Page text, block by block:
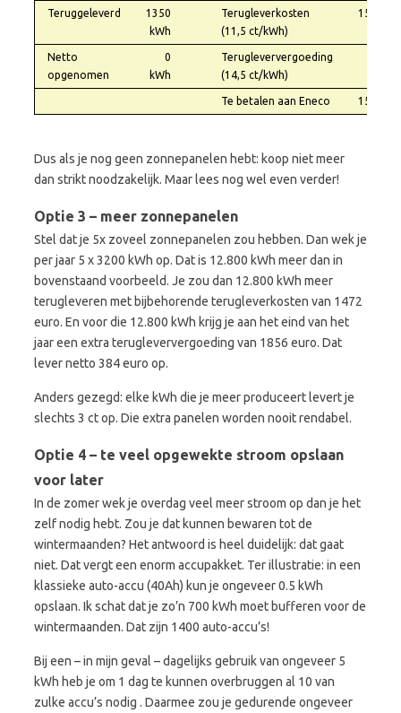
Teruggeleverd
1350
kWh
Terugleverkosten
(11,5 ct/kWh)
155,25
Netto
opgenomen
0
kWh
Terugleververgoeding
(14,5 ct/kWh)
Te betalen aan Eneco 155,25
Dus als je nog geen zonnepanelen hebt: koop niet meer
dan strikt noodzakelijk. Maar lees nog wel even verder!
Optie 3 – meer zonnepanelen
Stel dat je 5x zoveel zonnepanelen zou hebben. Dan wek je
per jaar 5 x 3200 kWh op. Dat is 12.800 kWh meer dan in
bovenstaand voorbeeld. Je zou dan 12.800 kWh meer
terugleveren met bijbehorende terugleverkosten van 1472
euro. En voor die 12.800 kWh krijg je aan het eind van het
jaar een extra terugleververgoeding van 1856 euro. Dat
lever netto 384 euro op.
Anders gezegd: elke kWh die je meer produceert levert je
slechts 3 ct op. Die extra panelen worden nooit rendabel.
Optie 4 – te veel opgewekte stroom opslaan
voor later
In de zomer wek je overdag veel meer stroom op dan je het
zelf nodig hebt. Zou je dat kunnen bewaren tot de
wintermaanden? Het antwoord is heel duidelijk: dat gaat
niet. Dat vergt een enorm accupakket. Ter illustratie: in een
klassieke auto-accu (40Ah) kun je ongeveer 0.5 kWh
opslaan. Ik schat dat je zo’n 700 kWh moet bufferen voor de
wintermaanden. Dat zijn 1400 auto-accu’s!
Bij een – in mijn geval – dagelijks gebruik van ongeveer 5
kWh heb je om 1 dag te kunnen overbruggen al 10 van
zulke accu’s nodig . Daarmee zou je gedurende ongeveer